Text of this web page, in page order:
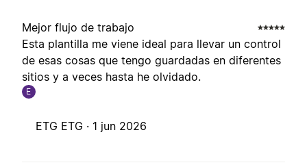
Mejor flujo de trabajo
Esta plantilla me viene ideal para llevar un control
de esas cosas que tengo guardadas en diferentes
sitios y a veces hasta he olvidado.
E
ETG ETG · 1 jun 2026